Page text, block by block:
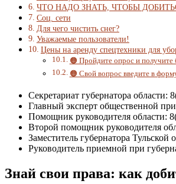
ЧТО НАДО ЗНАТЬ, ЧТОБЫ
Соц. сети
Для чего чистить снег?
Уважаемые пользователи!
Цены на аренду спецтехники для
🟠 Пройдите опрос и получите
🟠 Свой вопрос введите в
Секретариат губернатора
Главный эксперт общественной
Помощник руководителя области:
Второй помощник руководителя
Заместитель губернатора
Руководитель приемной при
Знай свои права: как